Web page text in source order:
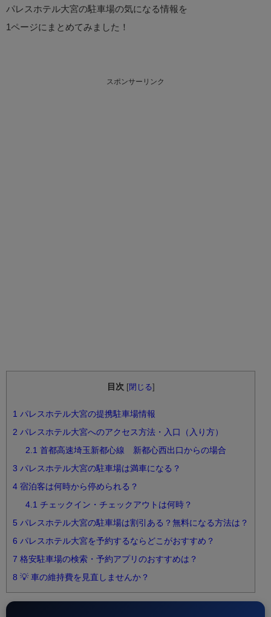
パレスホテル大宮の駐車場の気になる情報を
1ページにまとめてみました！
スポンサーリンク
目次 [閉じる]
1 パレスホテル大宮の提携駐車場情報
2 パレスホテル大宮へのアクセス方法・入口（入り方）
2.1 首都高速埼玉新都心線 新都心西出口からの場合
3 パレスホテル大宮の駐車場は満車になる？
4 宿泊客は何時から停められる？
4.1 チェックイン・チェックアウトは何時？
5 パレスホテル大宮の駐車場は割引ある？無料になる方法は？
6 パレスホテル大宮を予約するならどこがおすすめ？
7 格安駐車場の検索・予約アプリのおすすめは？
8 💡 車の維持費を見直しませんか？